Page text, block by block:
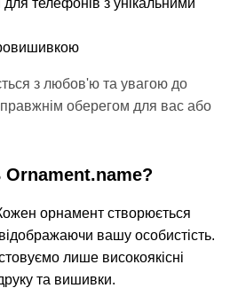
телефонів з унікальними
з любов'ю та увагою до
оберегом для вас або
орнамент створюється
вашу особистість.
лише високоякісні
та вишивки.